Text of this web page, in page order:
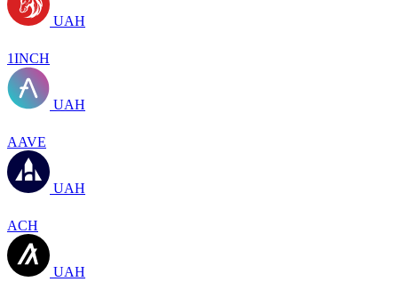
UAH
1INCH
UAH
AAVE
UAH
ACH
UAH